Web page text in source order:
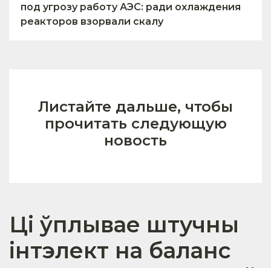
под угрозу работу АЭС: ради охлаждения
реакторов взорвали скалу
Листайте дальше, чтобы
прочитать следующую
новость
Ці ўплывае штучны
інтэлект на баланс